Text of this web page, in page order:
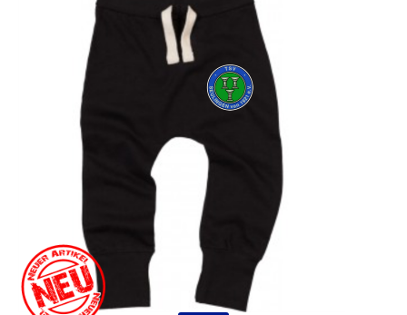
Polo`s & Hemden
Wimpel & Fanschal & Schirme
Kappen & Mützen
Alles fürs Bad
Leinwände und Kissen
Alles für die Kids
Long Sleeve & Tank Top
Gutscheine
Jogging & Shorts